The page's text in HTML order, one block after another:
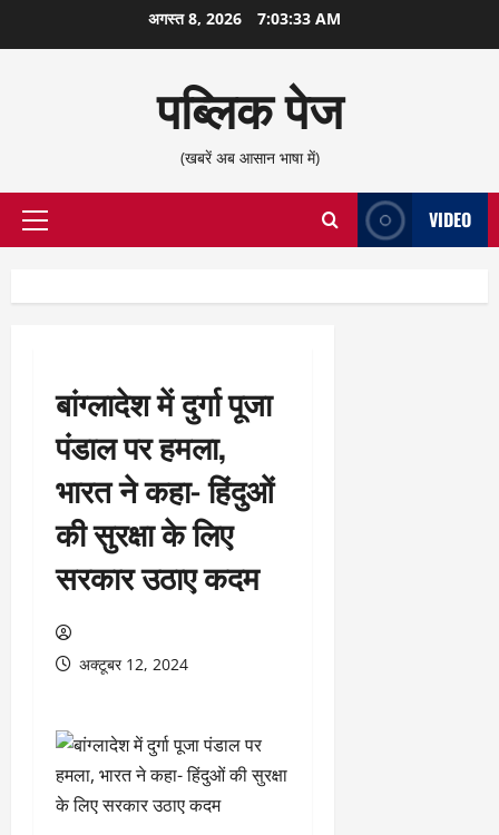
सामग्री
अगस्त 8, 2026 7:03:34 AM
पब्लिक पेज
(खबरें अब आसान भाषा में)
प्राथमिक
VIDEO
बांग्लादेश में दुर्गा पूजा
पंडाल पर हमला,
भारत ने कहा- हिंदुओं
की सुरक्षा के लिए
सरकार उठाए कदम
अक्टूबर 12, 2024